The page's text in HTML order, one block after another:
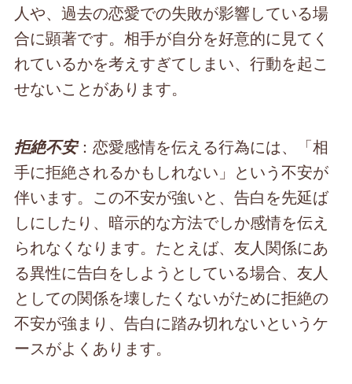
人や、過去の恋愛での失敗が影響している場
合に顕著です。相手が自分を好意的に見てく
れているかを考えすぎてしまい、行動を起こ
せないことがあります。
拒絶不安：恋愛感情を伝える行為には、「相
手に拒絶されるかもしれない」という不安が
伴います。この不安が強いと、告白を先延ば
しにしたり、暗示的な方法でしか感情を伝え
られなくなります。たとえば、友人関係にあ
る異性に告白をしようとしている場合、友人
としての関係を壊したくないがために拒絶の
不安が強まり、告白に踏み切れないというケ
ースがよくあります。